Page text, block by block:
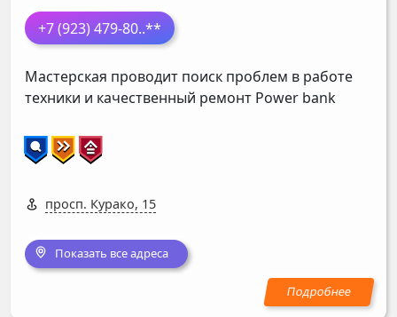
+7 (923) 479-80..**
Мастерская проводит поиск проблем в работе
техники и качественный ремонт Power bank
просп. Курако, 15
Показать все адреса